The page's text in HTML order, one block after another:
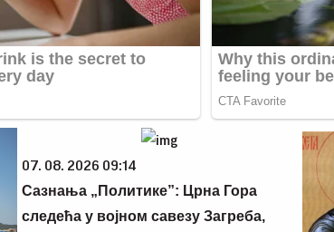
07. 08. 2026 09:14
Сазнања „Политике”: Црна Гора
следећа у војном савезу Загреба,